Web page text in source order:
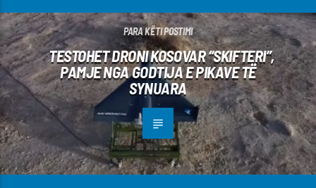
PARA KËTI POSTIMI
TESTOHET DRONI KOSOVAR “SKIFTERI”,
PAMJE NGA GODTIJA E PIKAVE TË
SYNUARA